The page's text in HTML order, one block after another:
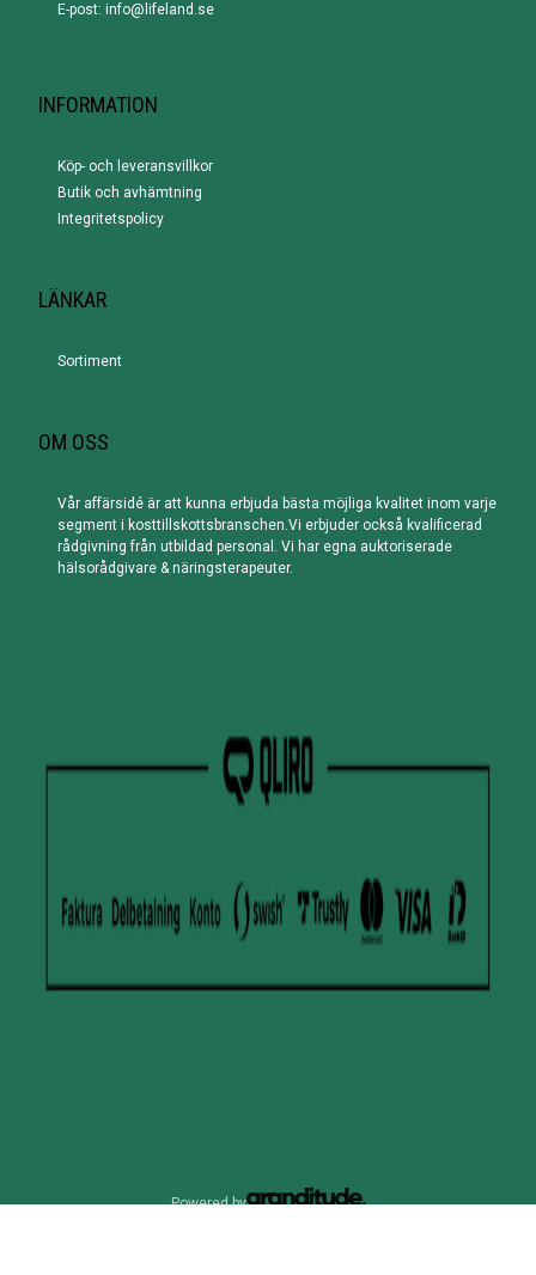
E-post: info@lifeland.se
INFORMATION
Köp- och leveransvillkor
Butik och avhämtning
Integritetspolicy
LÄNKAR
Sortiment
OM OSS
Vår affärsidé är att kunna erbjuda bästa möjliga kvalitet inom varje
segment i kosttillskottsbranschen.Vi erbjuder också kvalificerad
rådgivning från utbildad personal. Vi har egna auktoriserade
hälsorådgivare & näringsterapeuter.
Powered by